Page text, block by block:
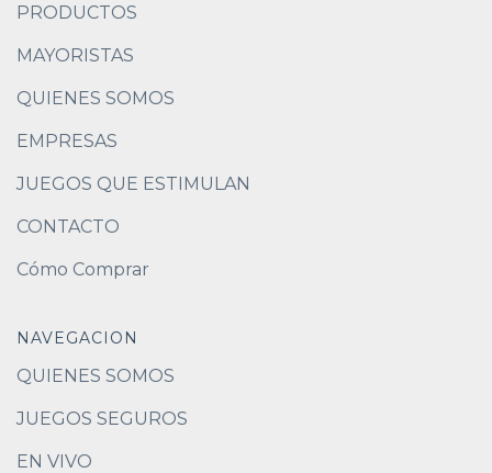
PRODUCTOS
MAYORISTAS
QUIENES SOMOS
EMPRESAS
JUEGOS QUE ESTIMULAN
CONTACTO
Cómo Comprar
NAVEGACION
QUIENES SOMOS
JUEGOS SEGUROS
EN VIVO